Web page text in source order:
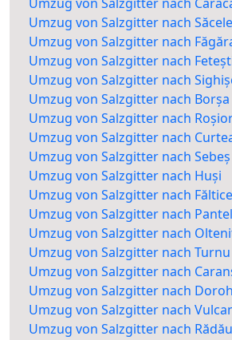
Umzug von Salzgitter nach Săcele
Umzug von Salzgitter nach
Umzug von Salzgitter nach
Umzug von Salzgitter nach
Umzug von Salzgitter nach Borșa
Umzug von Salzgitter nach
Umzug von Salzgitter nach
Umzug von Salzgitter nach Sebeș
Umzug von Salzgitter nach Huși
Umzug von Salzgitter nach
Umzug von Salzgitter nach
Umzug von Salzgitter nach
Umzug von Salzgitter nach
Umzug von Salzgitter nach
Umzug von Salzgitter nach
Umzug von Salzgitter nach
Umzug von Salzgitter nach